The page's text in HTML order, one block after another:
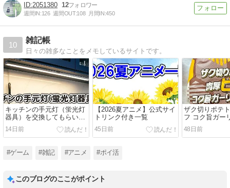
2051380 12
週間IN:126 週間OUT:108 月間IN:450
10
雑記帳
日々の雑多なことをメモしているサイトです。
キッチンの手元灯（蛍光灯
器具）を交換してもらいま
14日前
【2026夏アニメ】公式サイ
トリンク付き一覧
45日前
ザク切りポテ
フ コク旨ガー
ーを実食レビ
ナルド VIVA！
ック 2026年】
48日前
#ゲーム #雑記 #アニメ #ポイ活
このブログのここがポイント